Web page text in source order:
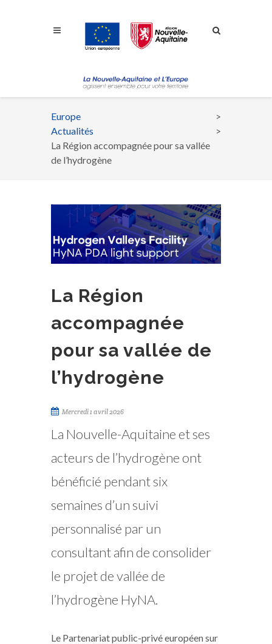
Fil
d'Ariane
Europe
Actualités
La Région accompagnée pour sa vallée
de l’hydrogène
La Région
accompagnée
pour sa vallée de
l’hydrogène
Mercredi 1 avril 2026
La Nouvelle-Aquitaine et ses
acteurs de l’hydrogène ont
bénéficié pendant six
semaines d’un suivi
personnalisé par un
consultant afin de consolider
le projet de vallée de
l’hydrogène HyNA.
Le Partenariat public-privé européen sur